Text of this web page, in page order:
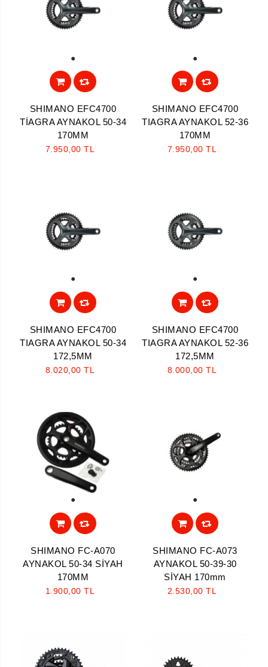
SHIMANO EFC4700
TİAGRA AYNAKOL 50-34
170MM
7.950,00 TL
SHIMANO EFC4700
TIAGRA AYNAKOL 52-36
170MM
7.950,00 TL
SHIMANO EFC4700
TIAGRA AYNAKOL 50-34
172,5MM
8.020,00 TL
SHIMANO EFC4700
TIAGRA AYNAKOL 52-36
172,5MM
8.000,00 TL
SHIMANO FC-A070
AYNAKOL 50-34 SİYAH
170MM
1.900,00 TL
SHIMANO FC-A073
AYNAKOL 50-39-30
SİYAH 170mm
2.530,00 TL